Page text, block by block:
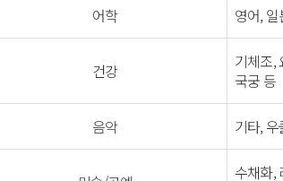
어학 영어,
건강
기체조,
국궁 등
음악 기타,
수채화,